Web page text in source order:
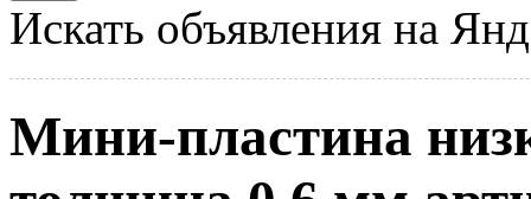
Искать объявления на
Мини-пластина